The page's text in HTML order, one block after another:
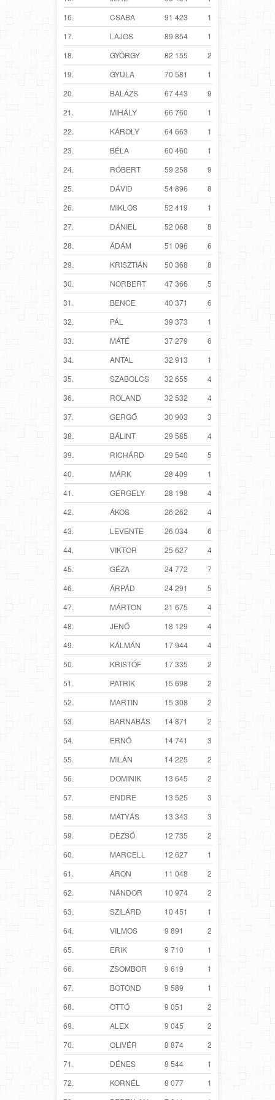
16.
CSABA 91 423
18 274
17.
LAJOS 89 854
19 534
18.
GYÖRGY 82 155
22 285
19.
GYULA 70 581
14 371
20.
BALÁZS 67 443
9 069
21.
MIHÁLY 66 760
16 514
22.
KÁROLY 64 663
15 500
23.
BÉLA 60 460
13 893
24.
RÓBERT 59 258
9 202
25.
DÁVID 54 896
8 000
26.
MIKLÓS 52 419
13 009
27.
DÁNIEL 52 068
8 800
28.
ÁDÁM 51 096
6 647
29.
KRISZTIÁN 50 368
8 683
30.
NORBERT 47 366
5 466
31.
BENCE 40 371
6 540
32.
PÁL 39 373
16 046
33.
MÁTÉ 37 279
6 224
34.
ANTAL 32 913
10 000
35.
SZABOLCS 32 655
4 155
36.
ROLAND 32 532
4 293
37.
GERGŐ 30 903
3 966
38.
BÁLINT 29 585
4 362
39.
RICHÁRD 29 540
5 604
40.
MÁRK 28 409
10 457
41.
GERGELY 28 198
4 073
42.
ÁKOS 26 262
4 439
43.
LEVENTE 26 034
6 633
44.
VIKTOR 25 627
4 179
45.
GÉZA 24 772
7 038
46.
ÁRPÁD 24 291
5 961
47.
MÁRTON 21 675
4 262
48.
JENŐ 18 129
4 714
49.
KÁLMÁN 17 944
4 670
50.
KRISTÓF 17 335
2 871
51.
PATRIK 15 698
2 836
52.
MARTIN 15 308
2 119
53.
BARNABÁS 14 871
2 789
54.
ERNŐ 14 741
3 349
55.
MILÁN 14 225
2 570
56.
DOMINIK 13 645
2 978
57.
ENDRE 13 525
3 646
58.
MÁTYÁS 13 343
3 963
59.
DEZSŐ 12 735
2 980
60.
MARCELL 12 627
1 846
61.
ÁRON 11 048
2 280
62.
NÁNDOR 10 974
2 156
63.
SZILÁRD 10 451
1 882
64.
VILMOS 9 891
2 642
65.
ERIK 9 710
1 894
66.
ZSOMBOR 9 619
1 262
67.
BOTOND 9 589
1 765
68.
OTTÓ 9 051
2 471
69.
ALEX 9 045
2 069
70.
OLIVÉR 8 874
2 177
71.
DÉNES 8 544
1 911
72.
KORNÉL 8 077
1 320